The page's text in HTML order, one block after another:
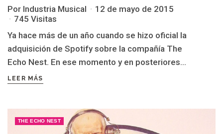
Por Industria Musical
12 de mayo de 2015
745 Visitas
Ya hace más de un año cuando se hizo oficial la
adquisición de Spotify sobre la compañía The
Echo Nest. En ese momento y en posteriores...
LEER MÁS
THE ECHO NEST